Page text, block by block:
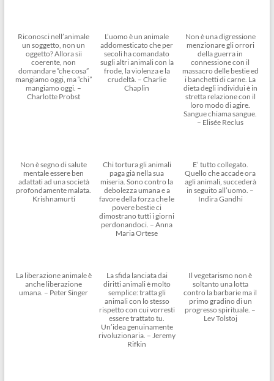
Riconosci nell’animale
un soggetto, non un
oggetto? Allora sii
coerente, non
domandare “che cosa”
mangiamo oggi, ma “chi”
mangiamo oggi. –
Charlotte Probst
L’uomo è un animale
addomesticato che per
secoli ha comandato
sugli altri animali con la
frode, la violenza e la
crudeltà. – Charlie
Chaplin
Non è una digressione
menzionare gli orrori
della guerra in
connessione con il
massacro delle bestie ed
i banchetti di carne. La
dieta degli individui è in
stretta relazione con il
loro modo di agire.
Sangue chiama sangue.
– Elisée Reclus
Non è segno di salute
mentale essere ben
adattati ad una società
profondamente malata.
Krishnamurti
Chi tortura gli animali
paga già nella sua
miseria. Sono contro la
debolezza umana e a
favore della forza che le
povere bestie ci
dimostrano tutti i giorni
perdonandoci. – Anna
Maria Ortese
E’ tutto collegato.
Quello che accade ora
agli animali, succederà
in seguito all’uomo. –
Indira Gandhi
La liberazione animale è
anche liberazione
umana. – Peter Singer
La sfida lanciata dai
diritti animali è molto
semplice: tratta gli
animali con lo stesso
rispetto con cui vorresti
essere trattato tu.
Un’idea genuinamente
rivoluzionaria. – Jeremy
Rifkin
Il vegetarismo non è
soltanto una lotta
contro la barbarie ma il
primo gradino di un
progresso spirituale. –
Lev Tolstoj